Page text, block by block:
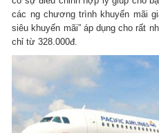
các ng chương trình khuyến mãi
siêu khuyến mãi” áp dụng cho rất
chỉ từ 328.000đ.